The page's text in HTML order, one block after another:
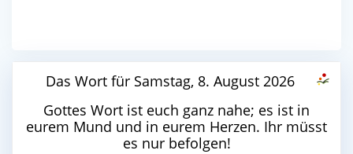
Das Wort für Samstag, 8. August 2026
Gottes Wort ist euch ganz nahe; es ist in
eurem Mund und in eurem Herzen. Ihr müsst
es nur befolgen!